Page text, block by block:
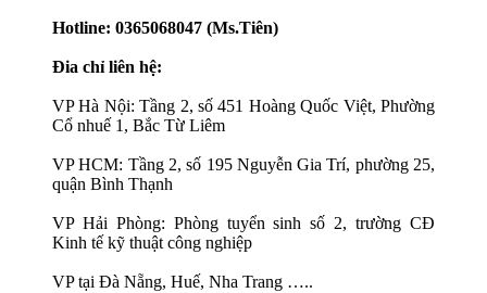
Hotline: 0365068047 (Ms.Tiên)
Đia chỉ liên hệ:
VP Hà Nội: Tầng 2, số 451 Hoàng Quốc Việt, Phường
Cổ nhuế 1, Bắc Từ Liêm
VP HCM: Tầng 2, số 195 Nguyễn Gia Trí, phường 25,
quận Bình Thạnh
VP Hải Phòng: Phòng tuyển sinh số 2, trường CĐ
Kinh tế kỹ thuật công nghiệp
VP tại Đà Nẵng, Huế, Nha Trang …..